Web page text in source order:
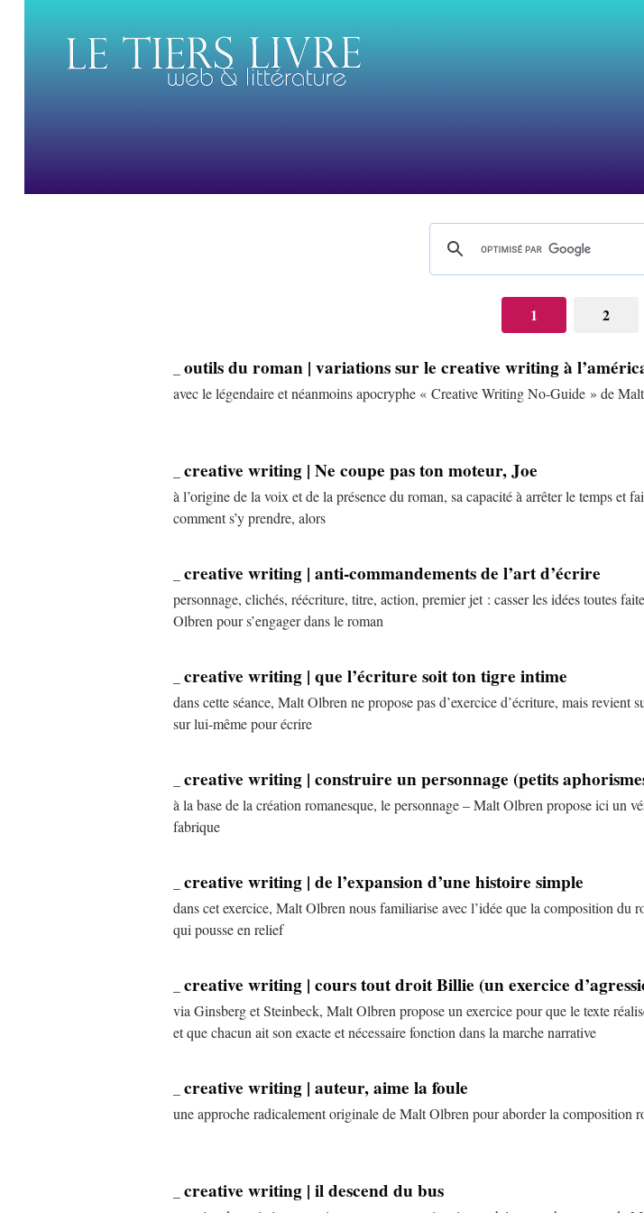
1 2
outils du roman | variations sur le creative writing à
avec le légendaire et néanmoins apocryphe « Creative Writing No-Guide » de
creative writing | Ne coupe pas ton moteur, Joe
à l’origine de la voix et de la présence du roman, sa capacité à arrêter le temps et
comment s’y prendre, alors
creative writing | anti-commandements de l’art d’écrire
personnage, clichés, réécriture, titre, action, premier jet : casser les idées toutes
Olbren pour s’engager dans le roman
creative writing | que l’écriture soit ton tigre intime
dans cette séance, Malt Olbren ne propose pas d’exercice d’écriture, mais
sur lui-même pour écrire
creative writing | construire un personnage (petits
à la base de la création romanesque, le personnage – Malt Olbren propose ici un
fabrique
creative writing | de l’expansion d’une histoire simple
dans cet exercice, Malt Olbren nous familiarise avec l’idée que la composition du
qui pousse en relief
creative writing | cours tout droit Billie (un exercice
via Ginsberg et Steinbeck, Malt Olbren propose un exercice pour que le texte
et que chacun ait son exacte et nécessaire fonction dans la marche narrative
creative writing | auteur, aime la foule
une approche radicalement originale de Malt Olbren pour aborder la composition
creative writing | il descend du bus